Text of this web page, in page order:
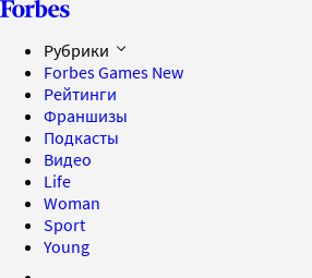
Рубрики
Forbes Games New
Рейтинги
Франшизы
Подкасты
Видео
Life
Woman
Sport
Young